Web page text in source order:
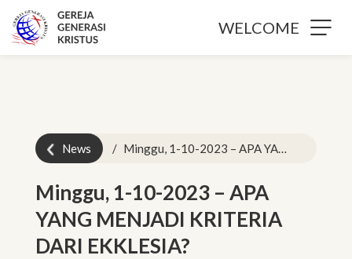
WELCOME
News Minggu, 1-10-2023 – APA YANG MENJADI KRITERIA DARI EKKLESIA?
Minggu, 1-10-2023 – APA
YANG MENJADI KRITERIA
DARI EKKLESIA?